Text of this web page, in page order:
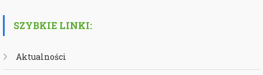
SZYBKIE LINKI:
Aktualności